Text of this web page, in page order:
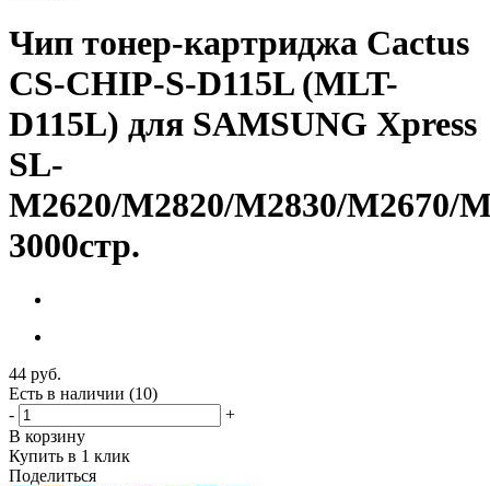
Чип тонер-картриджа Cactus
CS-CHIP-S-D115L (MLT-
D115L) для SAMSUNG Xpress
SL-
M2620/M2820/M2830/M2670/
3000стр.
44 руб.
Есть в наличии (10)
-
+
В корзину
Купить в 1 клик
Поделиться